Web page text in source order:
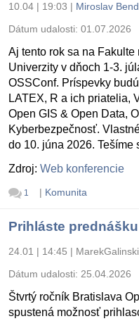
10.04 | 19:03 | Miroslav
Dátum udalosti: 01.07.2026
Aj tento rok sa na
Univerzity v dňoch 1-3.
OSSConf. Príspevky
LATEX, R a ich priatelia,
Open GIS & Open Data,
Kyberbezpečnosť.
do 10. júna 2026. Tešíme
Zdroj: Web konferencie
1 | Komunita
Prihláste
24.01 | 14:45 | MarekGalinski
Dátum udalosti: 25.04.2026
Štvrtý ročník Bratislava
spustená možnosť